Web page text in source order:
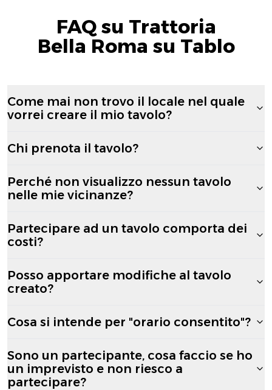
FAQ su Trattoria
Bella Roma su Tablo
Come mai non trovo il locale nel quale
vorrei creare il mio tavolo?
Chi prenota il tavolo?
Perché non visualizzo nessun tavolo
nelle mie vicinanze?
Partecipare ad un tavolo comporta dei
costi?
Posso apportare modifiche al tavolo
creato?
Cosa si intende per "orario consentito"?
Sono un partecipante, cosa faccio se ho
un imprevisto e non riesco a
partecipare?